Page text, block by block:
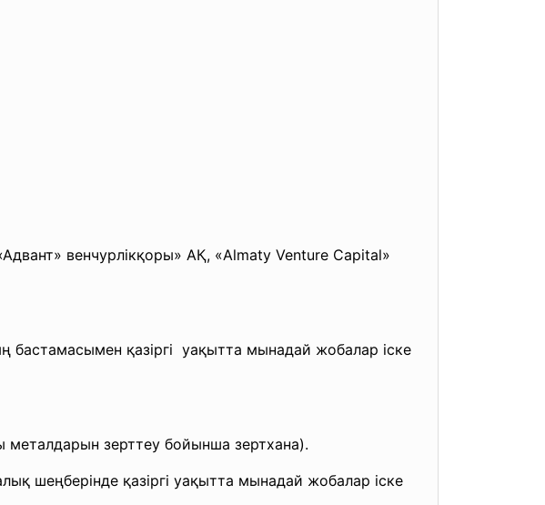
венчурлікқоры» АҚ, «Almaty Venture Capital»
бастамасымен қазіргі уақытта мынадай жобалар іске
металдарын зерттеу бойынша зертхана).
шеңберінде қазіргі уақытта мынадай жобалар іске